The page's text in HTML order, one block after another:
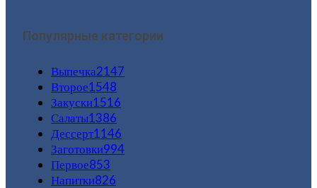
Популярные категории
Выпечка2147
Второе1548
Закуски1516
Салаты1386
Дессерт1146
Заготовки994
Первое853
Напитки826